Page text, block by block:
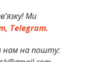
Ми
Telegram.
нам на пошту: